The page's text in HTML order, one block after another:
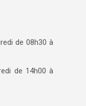
de 08h30 à
de 14h00 à